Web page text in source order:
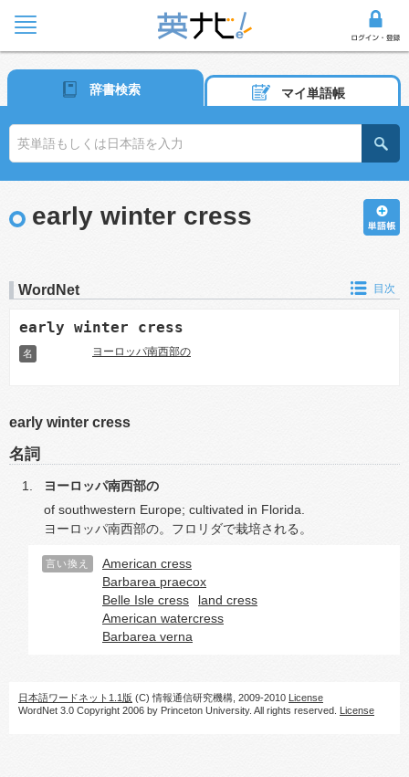
辞書検索 マイ単語帳
early winter cress
WordNet 目次
early winter cress
名 ヨーロッパ南西部の
early winter cress
名詞
ヨーロッパ南西部の
of southwestern Europe; cultivated in Florida.
ヨーロッパ南西部の。フロリダで栽培される。
言い換え
American cress
Barbarea praecox
Belle Isle cress
land cress
American watercress
Barbarea verna
日本語ワードネット1.1版 (C) 情報通信研究機構, 2009-2010 License
WordNet 3.0 Copyright 2006 by Princeton University. All rights reserved. License